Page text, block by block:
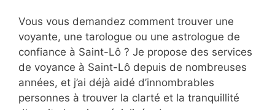
Vous vous demandez comment trouver une
voyante, une tarologue ou une astrologue de
confiance à Saint-Lô ? Je propose des services
de voyance à Saint-Lô depuis de nombreuses
années, et j’ai déjà aidé d’innombrables
personnes à trouver la clarté et la tranquillité